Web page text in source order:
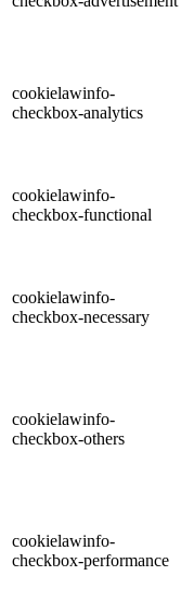
cookielawinfo-
checkbox-analytics
cookielawinfo-
checkbox-functional
cookielawinfo-
checkbox-necessary
cookielawinfo-
checkbox-others
cookielawinfo-
checkbox-performance